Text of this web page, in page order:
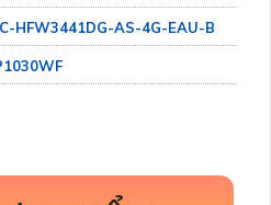
HFW3441DG-AS-4G-EAU-B